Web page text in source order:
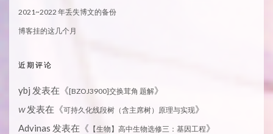
2021~2022 年丢失博文的备份
博客挂的这几个月
近期评论
ybj 发表在《[BZOJ3900]交换茸角 题解》
W发表在《可持久化线段树（含主席树）原理与实现》
Advinas 发表在《 【生物】高中生物选修三：基因工程》